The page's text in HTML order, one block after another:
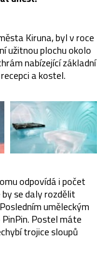
Kiruna, byl v roce
užitnou plochu okolo
nabízející základní
a kostel.
odpovídá i počet
se daly rozdělit
uměleckým
Postel máte
trojice sloupů